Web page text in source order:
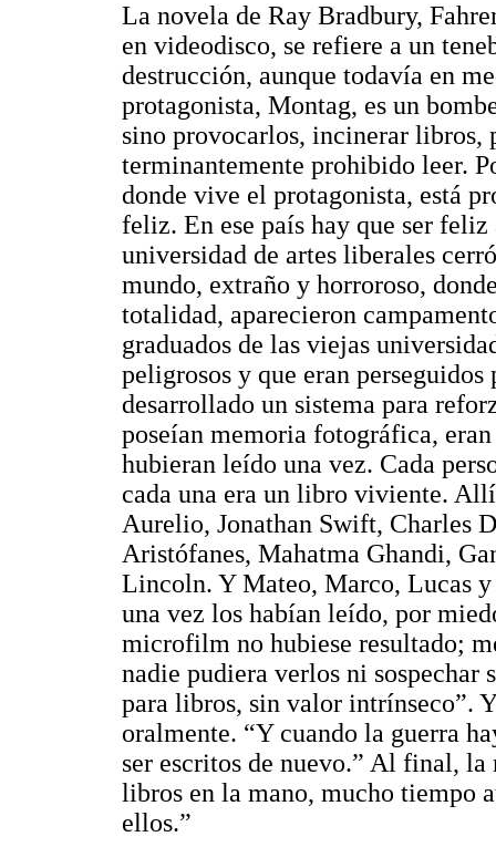
La novela de Ray Bradbury,
en videodisco, se refiere a un
destrucción, aunque todavía en
protagonista, Montag, es un
sino provocarlos, incinerar libros,
terminantemente prohibido leer.
donde vive el protagonista, está
feliz. En ese país hay que ser
universidad de artes liberales
mundo, extraño y horroroso,
totalidad, aparecieron
graduados de las viejas
peligrosos y que eran
desarrollado un sistema para
poseían memoria fotográfica,
hubieran leído una vez. Cada
cada una era un libro viviente.
Aurelio, Jonathan Swift, Charles
Aristófanes, Mahatma Ghandi,
Lincoln. Y Mateo, Marco, Lucas
una vez los habían leído, por
microfilm no hubiese resultado;
nadie pudiera verlos ni sospechar
para libros, sin valor intrínseco”.
oralmente. “Y cuando la guerra
ser escritos de nuevo.” Al final,
libros en la mano, mucho tiempo
ellos.”